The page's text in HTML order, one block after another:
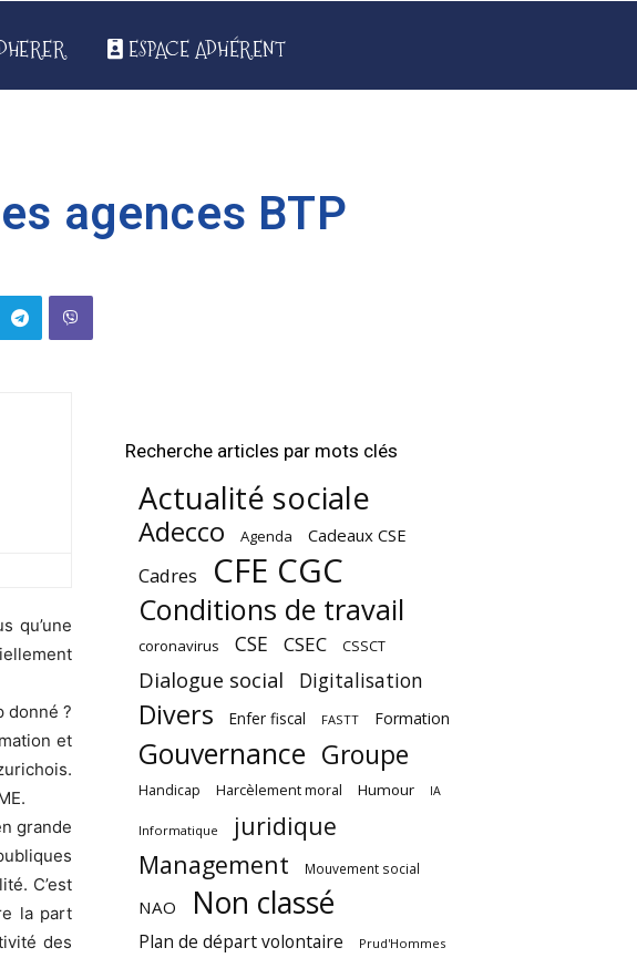
ESPACE ADHÉRENT
agences BTP
qu’une
donné ?
et
grande
C’est
la part
des
Recherche articles par mots clés
Actualité sociale
Adecco Agenda Cadeaux CSE
Cadres CFE CGC
Conditions de travail
coronavirus CSE CSEC CSSCT
Dialogue social Digitalisation
Divers Enfer fiscal FASTT Formation
Gouvernance Groupe
Handicap Harcèlement moral Humour IA
Informatique
juridique
Management
Mouvement social
NAO Non classé
Plan de départ volontaire Prud'Hommes